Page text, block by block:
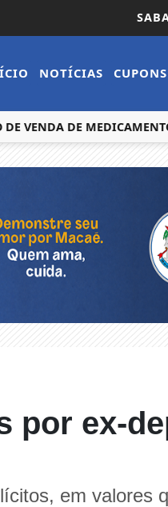
NOTÍCIAS
VENDA DE
por ex-
em valores